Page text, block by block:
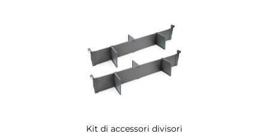
Kit di accessori divisori